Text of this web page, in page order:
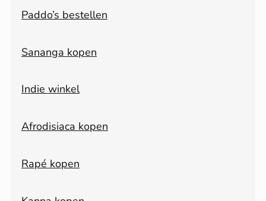
Paddo’s bestellen
Sananga kopen
Indie winkel
Afrodisiaca kopen
Rapé kopen